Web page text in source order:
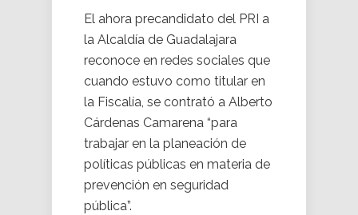
El ahora precandidato del PRI a
la Alcaldía de Guadalajara
reconoce en redes sociales que
cuando estuvo como titular en
la Fiscalía, se contrató a Alberto
Cárdenas Camarena “para
trabajar en la planeación de
políticas públicas en materia de
prevención en seguridad
pública”.